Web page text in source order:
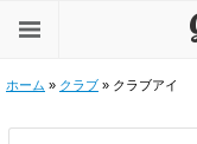
ホーム » クラブ » クラブアイ